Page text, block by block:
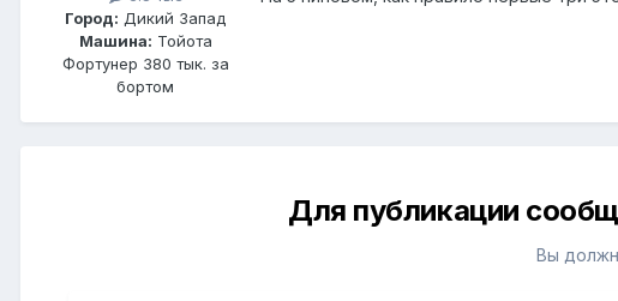
Город: Дикий Запад
Машина: Тойота
Фортунер 380 тык. за
бортом
Для публикации
Вы